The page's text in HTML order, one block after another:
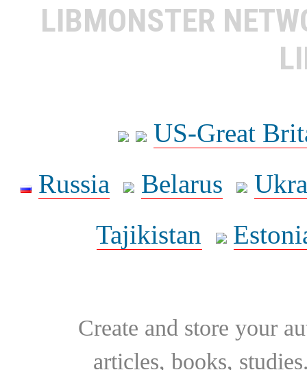
LIBMONSTER
US-Great
Russia
Belarus
Tajikistan
Create and store your
articles, books,